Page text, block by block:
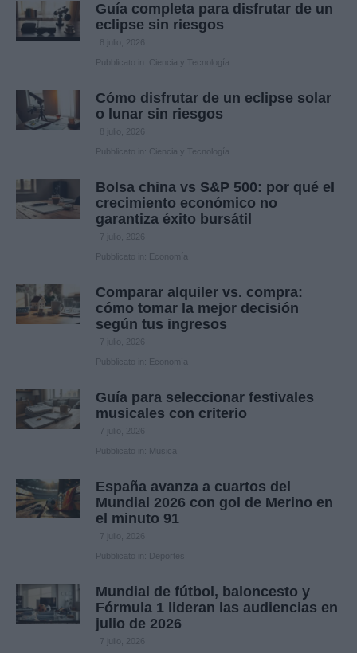
Guía completa para disfrutar de un
eclipse sin riesgos
Pubblicato in: Ciencia y Tecnología
Cómo disfrutar de un eclipse solar
o lunar sin riesgos
Pubblicato in: Ciencia y Tecnología
Bolsa china vs S&P 500: por qué el
crecimiento económico no
garantiza éxito bursátil
7 julio, 2026
Pubblicato in: Economía
Comparar alquiler vs. compra:
cómo tomar la mejor decisión
según tus ingresos
7 julio, 2026
Pubblicato in: Economía
Guía para seleccionar festivales
musicales con criterio
7 julio, 2026
Pubblicato in: Musica
España avanza a cuartos del
Mundial 2026 con gol de Merino en
el minuto 91
7 julio, 2026
Pubblicato in: Deportes
Mundial de fútbol, baloncesto y
Fórmula 1 lideran las audiencias en
julio de 2026
7 julio, 2026